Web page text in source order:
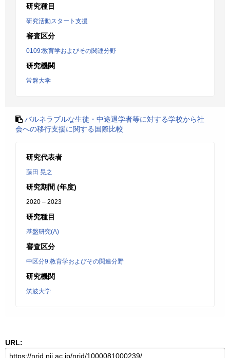
研究種目
研究活動スタート支援
審査区分
0109:教育学およびその関連分野
研究機関
常磐大学
バルネラブルな生徒・中途退学者等に対する学校から社
会への移行支援に関する国際比較
研究代表者
藤田 晃之
研究期間 (年度)
2020 – 2023
研究種目
基盤研究(A)
審査区分
中区分9:教育学およびその関連分野
研究機関
筑波大学
URL: